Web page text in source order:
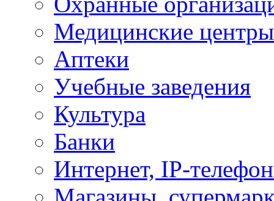
Медицинские центры
Аптеки
Учебные заведения
Культура
Банки
Интернет, IP-